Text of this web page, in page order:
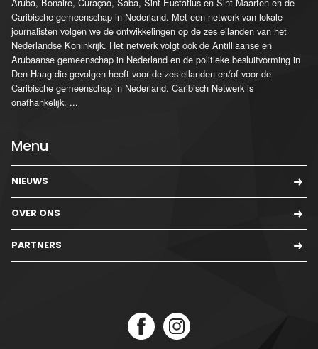
Aruba, Bonaire, Curaçao, Saba, Sint Eustatius en Sint Maarten en de
Caribische gemeenschap in Nederland. Met een netwerk van lokale
journalisten volgen we de ontwikkelingen op de zes eilanden van het
Nederlandse Koninkrijk. Het netwerk volgt ook de Antilliaanse en
Arubaanse gemeenschap in Nederland en de politieke besluitvorming in
Den Haag die gevolgen heeft voor de zes eilanden en/of voor de
Caribische gemeenschap in Nederland. Caribisch Netwerk is
onafhankelijk. ...
Menu
NIEUWS
OVER ONS
PARTNERS